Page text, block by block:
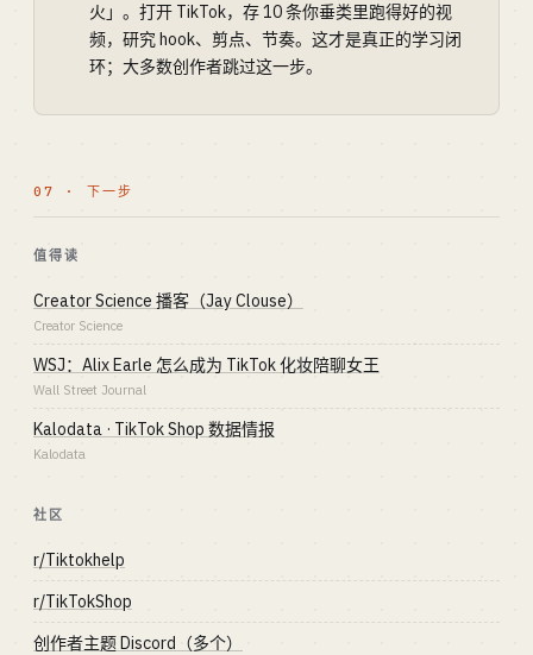
火」。打开 TikTok，存 10 条你垂类里跑得好的视
频，研究 hook、剪点、节奏。这才是真正的学习闭
环；大多数创作者跳过这一步。
07 · 下一步
值得读
Creator Science 播客（Jay Clouse）
Creator Science
WSJ：Alix Earle 怎么成为 TikTok 化妆陪聊女王
Wall Street Journal
Kalodata · TikTok Shop 数据情报
Kalodata
社区
r/Tiktokhelp
r/TikTokShop
创作者主题 Discord（多个）